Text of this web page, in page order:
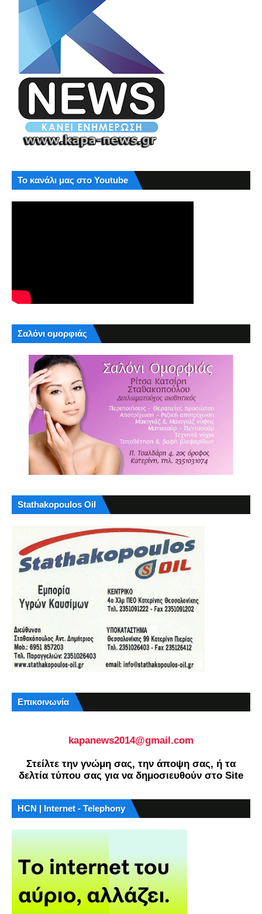
Το κανάλι μας στο Youtube
Σαλόνι ομορφιάς
Stathakopoulos Oil
Επικοινωνία
kapanews2014@gmail.com
Στείλτε την γνώμη σας, την άποψη σας, ή τα
δελτία τύπου σας για να δημοσιευθούν στο Site
HCN | Internet - Telephony